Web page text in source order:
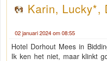
Karin, Lucky*,
02 januari 2024 om 08:55
Hotel Dorhout Mees in
Ik ken het niet, maar klinkt